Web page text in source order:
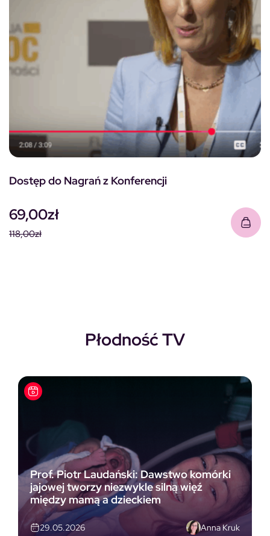
Dostęp do Nagrań z Konferencji
118,00zł
69,00zł
Płodność TV
Prof. Piotr Laudański: Dawstwo komórki
jajowej tworzy niezwykle silną więź
między mamą a dzieckiem
29.05.2026 Anna Kruk